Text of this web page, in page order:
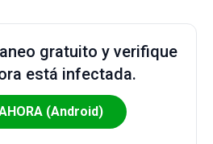
gratuito y verifique
está infectada.
(Android)